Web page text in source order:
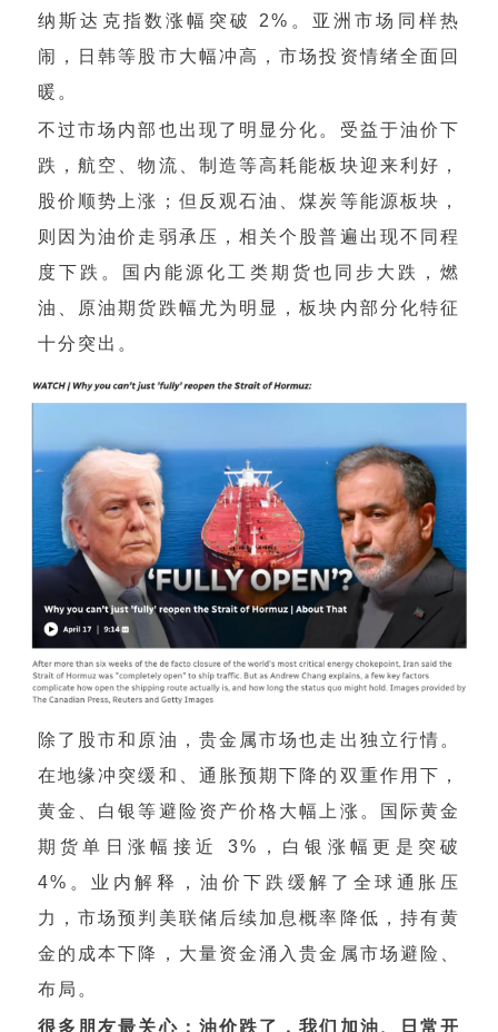
纳斯达克指数涨幅突破 2%。亚洲市场同样热
闹，日韩等股市大幅冲高，市场投资情绪全面回
暖。
不过市场内部也出现了明显分化。受益于油价下
跌，航空、物流、制造等高耗能板块迎来利好，
股价顺势上涨；但反观石油、煤炭等能源板块，
则因为油价走弱承压，相关个股普遍出现不同程
度下跌。国内能源化工类期货也同步大跌，燃
油、原油期货跌幅尤为明显，板块内部分化特征
十分突出。
除了股市和原油，贵金属市场也走出独立行情。
在地缘冲突缓和、通胀预期下降的双重作用下，
黄金、白银等避险资产价格大幅上涨。国际黄金
期货单日涨幅接近 3%，白银涨幅更是突破
4%。业内解释，油价下跌缓解了全球通胀压
力，市场预判美联储后续加息概率降低，持有黄
金的成本下降，大量资金涌入贵金属市场避险、
布局。
很多朋友最关心：油价跌了，我们加油、日常开